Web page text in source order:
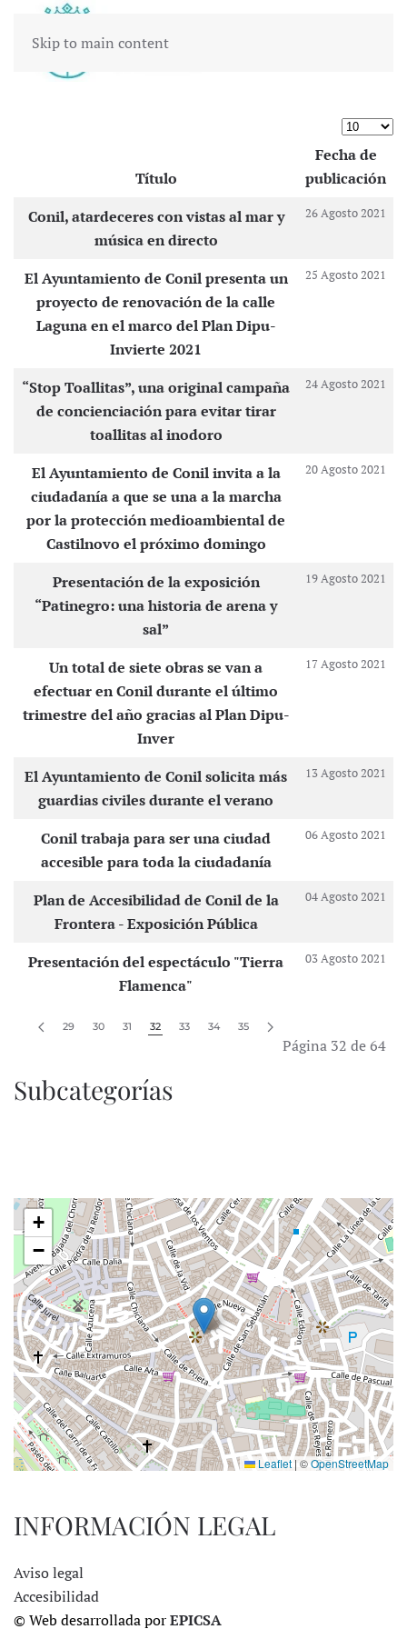
Skip to main content
Cantidad
Artículos
Título
Fecha de
publicación
Conil, atardeceres con vistas al mar y
música en directo
26 Agosto 2021
El Ayuntamiento de Conil presenta un
proyecto de renovación de la calle
Laguna en el marco del Plan Dipu-
Invierte 2021
25 Agosto 2021
“Stop Toallitas”, una original campaña
de concienciación para evitar tirar
toallitas al inodoro
24 Agosto 2021
El Ayuntamiento de Conil invita a la
ciudadanía a que se una a la marcha
por la protección medioambiental de
Castilnovo el próximo domingo
20 Agosto 2021
Presentación de la exposición
“Patinegro: una historia de arena y
sal”
19 Agosto 2021
Un total de siete obras se van a
efectuar en Conil durante el último
trimestre del año gracias al Plan Dipu-
Inver
17 Agosto 2021
El Ayuntamiento de Conil solicita más
guardias civiles durante el verano
13 Agosto 2021
Conil trabaja para ser una ciudad
accesible para toda la ciudadanía
06 Agosto 2021
Plan de Accesibilidad de Conil de la
Frontera - Exposición Pública
04 Agosto 2021
Presentación del espectáculo "Tierra
Flamenca"
03 Agosto 2021
Página 32 de 64
29 30 31 32 33 34 35
Subcategorías
+
−
Leaflet | ©OpenStreetMap
INFORMACIÓN LEGAL
Aviso legal
Accesibilidad
© Web desarrollada porEPICSA